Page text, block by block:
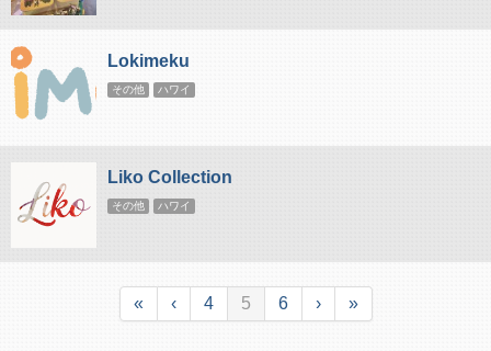
Lokimeku
その他 ハワイ
Liko Collection
その他 ハワイ
« ‹ 4 5 6 › »